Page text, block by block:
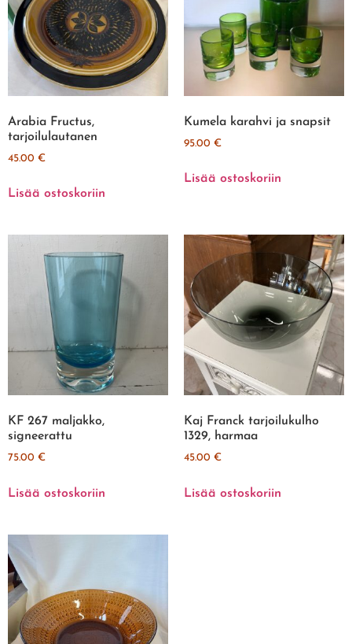
Arabia Fructus,
tarjoilulautanen
45.00 €
Lisää ostoskoriin
Kumela karahvi ja snapsit
95.00 €
Lisää ostoskoriin
KF 267 maljakko,
signeerattu
75.00 €
Lisää ostoskoriin
Kaj Franck tarjoilukulho
1329, harmaa
45.00 €
Lisää ostoskoriin